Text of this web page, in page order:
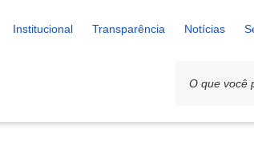
Institucional Transparência Notícias